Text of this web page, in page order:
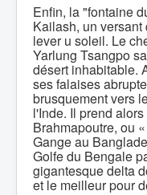
Enfin, la "fontaine
Kailash, un
lever u soleil. Le
Yarlung Tsangpo
désert inhabitable.
ses falaises
brusquement vers
l'Inde. Il prend
Brahmapoutre, ou
Gange au
Golfe du Bengale
gigantesque delta
et le meilleur pour